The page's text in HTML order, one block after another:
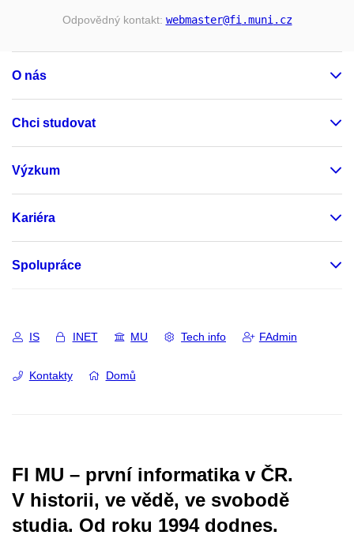
Odpovědný kontakt: webmaster@fi.muni.cz
O nás
Chci studovat
Výzkum
Kariéra
Spolupráce
IS INET MU Tech info FAdmin
Kontakty Domů
FI MU – první informatika v ČR.
V historii, ve vědě, ve svobodě
studia. Od roku 1994 dodnes.